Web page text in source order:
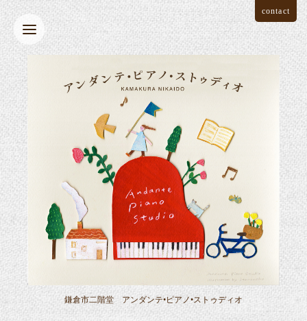
鎌倉市二階堂 アンダンテ•ピアノ•ストゥディオ
contact